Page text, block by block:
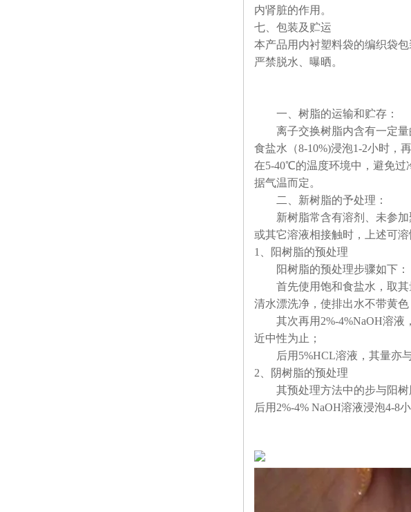
内肾脏的作用。
七、包装及贮运
本产品用内衬塑料袋的编织袋
严禁脱水、曝晒。
一、树脂的运输和贮存：
离子交换树脂内含有一定量
食盐水（8-10%)浸泡1-2小时，
在5-40℃的温度环境中，避免过
据气温而定。
二、新树脂的予处理：
新树脂常含有溶剂、未参加
或其它溶液相接触时，上述可
1、阳树脂的预处理
阳树脂的预处理步骤如下：
首先使用饱和食盐水，取其
清水漂洗净，使排出水不带黄色
其次再用2%-4%NaOH溶液
近中性为止；
后用5%HCL溶液，其量亦与
2、阴树脂的预处理
其预处理方法中的步与阳树
后用2%-4% NaOH溶液浸泡4-8